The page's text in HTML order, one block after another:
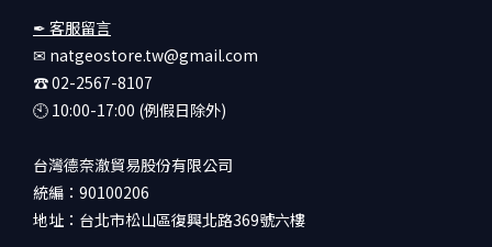
✒ 客服留言
✉ natgeostore.tw@gmail.com
☎︎ 02-2567-8107
🕙︎ 10:00-17:00 (例假日除外)
台灣德奈澈貿易股份有限公司
統編：90100206
地址：台北市松山區復興北路369號六樓